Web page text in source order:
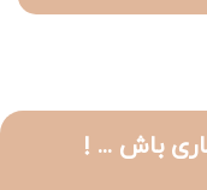
باش ... !